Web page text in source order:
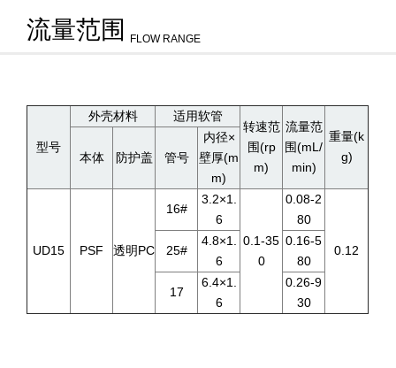
流量范围 FLOW RANGE
型号
外壳材料 适用软管
转速范
围(rp
m)
流量范
围(mL/
min)
重量(k
g)
本体 防护盖 管号
内径×
壁厚(m
m)
UD15 PSF 透明PC
16#
3.2×1.
6
0.1-35
0
0.08-2
80
0.12
25#
4.8×1.
6
0.16-5
80
17
6.4×1.
6
0.26-9
30